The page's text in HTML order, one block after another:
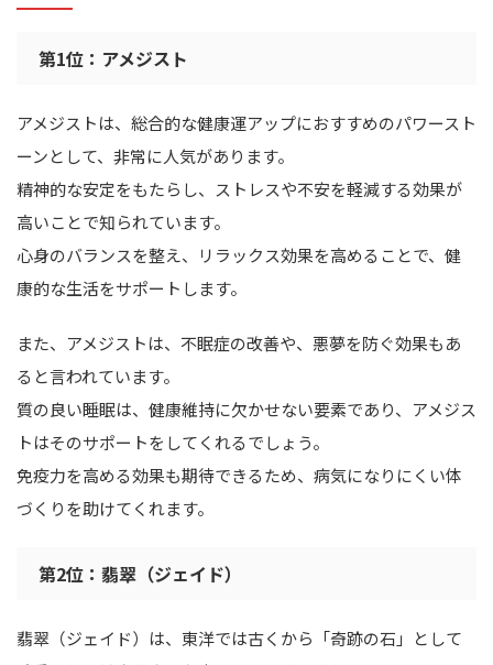
第1位：アメジスト
アメジストは、総合的な健康運アップにおすすめのパワースト
ーンとして、非常に人気があります。
精神的な安定をもたらし、ストレスや不安を軽減する効果が
高いことで知られています。
心身のバランスを整え、リラックス効果を高めることで、健
康的な生活をサポートします。
また、アメジストは、不眠症の改善や、悪夢を防ぐ効果もあ
ると言われています。
質の良い睡眠は、健康維持に欠かせない要素であり、アメジス
トはそのサポートをしてくれるでしょう。
免疫力を高める効果も期待できるため、病気になりにくい体
づくりを助けてくれます。
第2位：翡翠（ジェイド）
翡翠（ジェイド）は、東洋では古くから「奇跡の石」として